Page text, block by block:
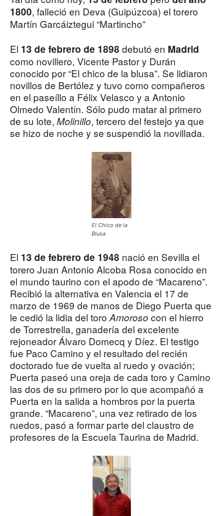
1800, falleció en Deva (Guipúzcoa) el torero
Martín Garcáiztegui “Martincho”
El 13 de febrero de 1898 debutó en Madrid
como novillero, Vicente Pastor y Durán
conocido por “El chico de la blusa”. Se lidiaron
novillos de Bertólez y tuvo como compañeros
en el paseíllo a Félix Velasco y a Antonio
Olmedo Valentín. Sólo pudo matar al primero
de su lote, Molinillo, tercero del festejo ya que
se hizo de noche y se suspendió la novillada.
El Chico de la
Blusa
El 13 de febrero de 1948 nació en Sevilla el
torero Juan Antonio Alcoba Rosa conocido en
el mundo taurino con el apodo de “Macareno”.
Recibió la alternativa en Valencia el 17 de
marzo de 1969 de manos de Diego Puerta que
le cedió la lidia del toro Amoroso con el hierro
de Torrestrella, ganadería del excelente
rejoneador Álvaro Domecq y Díez. El testigo
fue Paco Camino y el resultado del recién
doctorado fue de vuelta al ruedo y ovación;
Puerta paseó una oreja de cada toro y Camino
las dos de su primero por lo que acompañó a
Puerta en la salida a hombros por la puerta
grande. “Macareno”, una vez retirado de los
ruedos, pasó a formar parte del claustro de
profesores de la Escuela Taurina de Madrid.